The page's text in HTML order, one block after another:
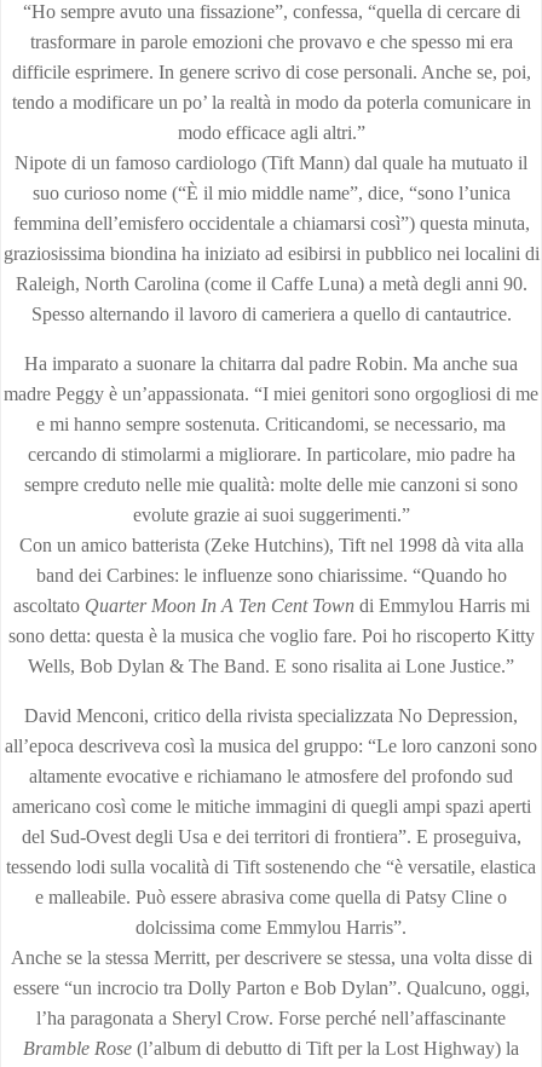
“Ho sempre avuto una fissazione”, confessa, “quella di cercare di
trasformare in parole emozioni che provavo e che spesso mi era
difficile esprimere. In genere scrivo di cose personali. Anche se, poi,
tendo a modificare un po’ la realtà in modo da poterla comunicare in
modo efficace agli altri.”
Nipote di un famoso cardiologo (Tift Mann) dal quale ha mutuato il
suo curioso nome (“È il mio middle name”, dice, “sono l’unica
femmina dell’emisfero occidentale a chiamarsi così”) questa minuta,
graziosissima biondina ha iniziato ad esibirsi in pubblico nei localini di
Raleigh, North Carolina (come il Caffe Luna) a metà degli anni 90.
Spesso alternando il lavoro di cameriera a quello di cantautrice.
Ha imparato a suonare la chitarra dal padre Robin. Ma anche sua
madre Peggy è un’appassionata. “I miei genitori sono orgogliosi di me
e mi hanno sempre sostenuta. Criticandomi, se necessario, ma
cercando di stimolarmi a migliorare. In particolare, mio padre ha
sempre creduto nelle mie qualità: molte delle mie canzoni si sono
evolute grazie ai suoi suggerimenti.”
Con un amico batterista (Zeke Hutchins), Tift nel 1998 dà vita alla
band dei Carbines: le influenze sono chiarissime. “Quando ho
ascoltato Quarter Moon In A Ten Cent Towndi Emmylou Harris mi
sono detta: questa è la musica che voglio fare. Poi ho riscoperto Kitty
Wells, Bob Dylan & The Band. E sono risalita ai Lone Justice.”
David Menconi, critico della rivista specializzata No Depression,
all’epoca descriveva così la musica del gruppo: “Le loro canzoni sono
altamente evocative e richiamano le atmosfere del profondo sud
americano così come le mitiche immagini di quegli ampi spazi aperti
del Sud-Ovest degli Usa e dei territori di frontiera”. E proseguiva,
tessendo lodi sulla vocalità di Tift sostenendo che “è versatile, elastica
e malleabile. Può essere abrasiva come quella di Patsy Cline o
dolcissima come Emmylou Harris”.
Anche se la stessa Merritt, per descrivere se stessa, una volta disse di
essere “un incrocio tra Dolly Parton e Bob Dylan”. Qualcuno, oggi,
l’ha paragonata a Sheryl Crow. Forse perché nell’affascinante
Bramble Rose (l’album di debutto di Tift per la Lost Highway) la